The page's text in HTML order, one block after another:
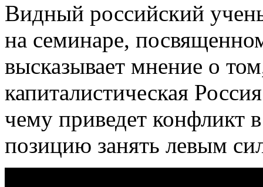
Видный российский
на семинаре,
высказывает мнение о
капиталистическая
чему приведет конфликт
позицию занять левым